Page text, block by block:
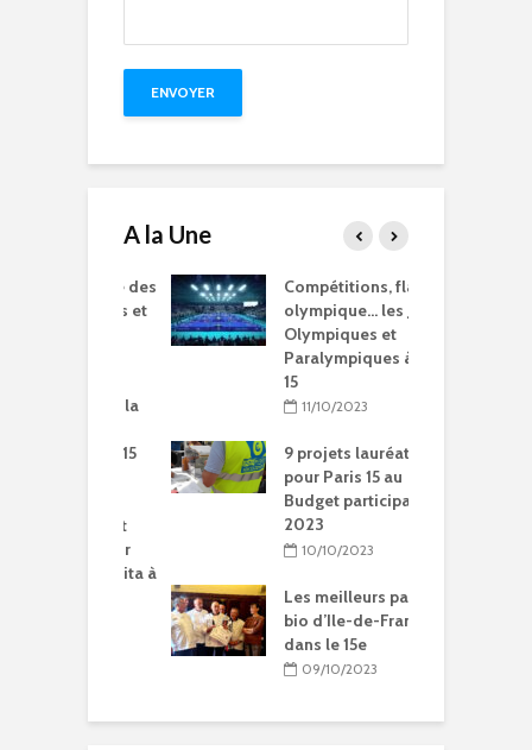
A la Une
Compétitions, flamme
olympique… les Jeux
Olympiques et
Paralympiques à Paris
11/10/2023
9 projets lauréats
pour Paris 15 au
Budget participatif
10/10/2023
Les meilleurs pains
bio d’Ile-de-France
dans le 15e
09/10/2023